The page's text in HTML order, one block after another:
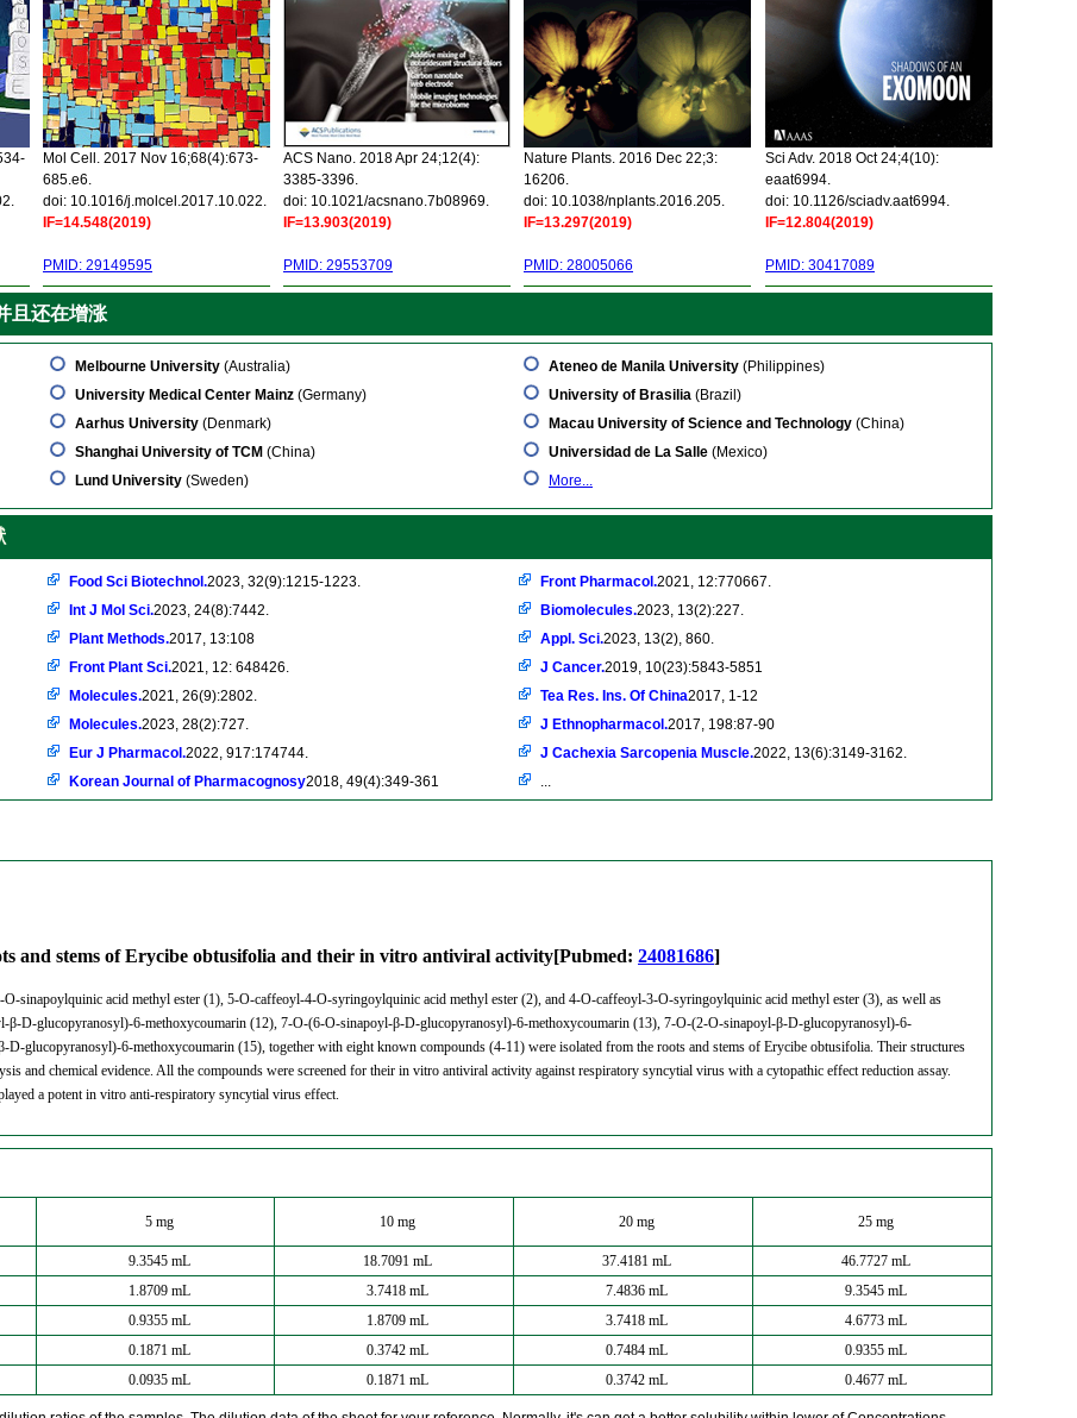
Mol Cell. 2017 Nov 16;68(4):673-
685.e6.
doi: 10.1016/j.molcel.2017.10.022.
IF=14.548(2019)
PMID: 29149595
ACS Nano. 2018 Apr 24;12(4):
3385-3396.
doi: 10.1021/acsnano.7b08969.
IF=13.903(2019)
PMID: 29553709
Nature Plants. 2016 Dec 22;3:
16206.
doi: 10.1038/nplants.2016.205.
IF=13.297(2019)
PMID: 28005066
Sci Adv. 2018 Oct 24;4(10):
eaat6994.
doi: 10.1126/sciadv.aat6994.
IF=12.804(2019)
PMID: 30417089
且还在增涨
Melbourne University (Australia)
University Medical Center Mainz (Germany)
Aarhus University (Denmark)
Shanghai University of TCM (China)
Lund University (Sweden)
Ateneo de Manila University (Philippines)
University of Brasilia (Brazil)
Macau University of Science and Technology (China)
Universidad de La Salle (Mexico)
More...
Food Sci Biotechnol.2023, 32(9):1215-1223.
Int J Mol Sci.2023, 24(8):7442.
Plant Methods.2017, 13:108
Front Plant Sci.2021, 12: 648426.
Molecules.2021, 26(9):2802.
Molecules.2023, 28(2):727.
Eur J Pharmacol.2022, 917:174744.
Korean Journal of Pharmacognosy2018, 49(4):349-361
Front Pharmacol.2021, 12:770667.
Biomolecules.2023, 13(2):227.
Appl. Sci.2023, 13(2), 860.
J Cancer.2019, 10(23):5843-5851
Tea Res. Ins. Of China2017, 1-12
J Ethnopharmacol.2017, 198:87-90
J Cachexia Sarcopenia Muscle.2022, 13(6):3149-3162.
...
and stems of Erycibe obtusifolia and their in vitro antiviral activity[Pubmed: 24081686]
sinapoylquinic acid methyl ester (1), 5-O-caffeoyl-4-O-syringoylquinic acid methyl ester (2), and 4-O-caffeoyl-3-O-syringoylquinic acid methyl ester (3), as well as
β-D-glucopyranosyl)-6-methoxycoumarin (12), 7-O-(6-O-sinapoyl-β-D-glucopyranosyl)-6-methoxycoumarin (13), 7-O-(2-O-sinapoyl-β-D-glucopyranosyl)-6-
glucopyranosyl)-6-methoxycoumarin (15), together with eight known compounds (4-11) were isolated from the roots and stems of Erycibe obtusifolia. Their structures
and chemical evidence. All the compounds were screened for their in vitro antiviral activity against respiratory syncytial virus with a cytopathic effect reduction assay.
a potent in vitro anti-respiratory syncytial virus effect.
5 mg 10 mg 20 mg 25 mg
9.3545 mL 18.7091 mL 37.4181 mL
46.7727 mL
1.8709 mL 3.7418 mL 7.4836 mL
9.3545 mL
0.9355 mL 1.8709 mL 3.7418 mL
4.6773 mL
0.1871 mL 0.3742 mL 0.7484 mL
0.9355 mL
0.0935 mL 0.1871 mL 0.3742 mL 0.4677 mL